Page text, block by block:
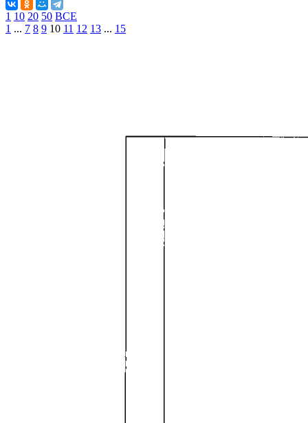
1 10 20 50 ВСЕ
1 ... 7 8 9 10 11 12 13 ... 15